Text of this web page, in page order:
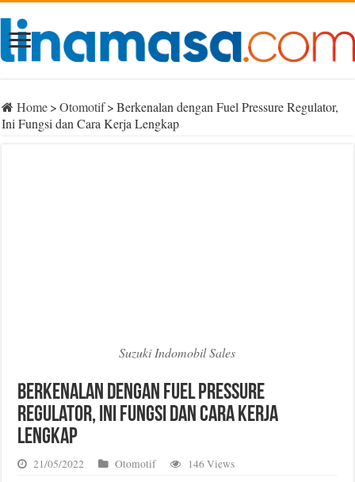
Home> Otomotif> Berkenalan dengan Fuel Pressure Regulator,
Ini Fungsi dan Cara Kerja Lengkap
Suzuki Indomobil Sales
Berkenalan dengan Fuel Pressure
Regulator, Ini Fungsi dan Cara Kerja
Lengkap
21/05/2022 Otomotif 146 Views